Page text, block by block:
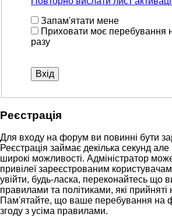
Запам'ятати мене
Приховати моє перебування
разу
Реєстрація
Для входу на форум ви повинні бути
Реєстрація займає декілька секунд
широкі можливості. Адміністратор
привілеї зареєстрованим
увійти, будь-ласка, переконайтесь що
правилами та політиками, які прийняті
Пам'ятайте, що ваше перебування на
згоду з усіма правилами.